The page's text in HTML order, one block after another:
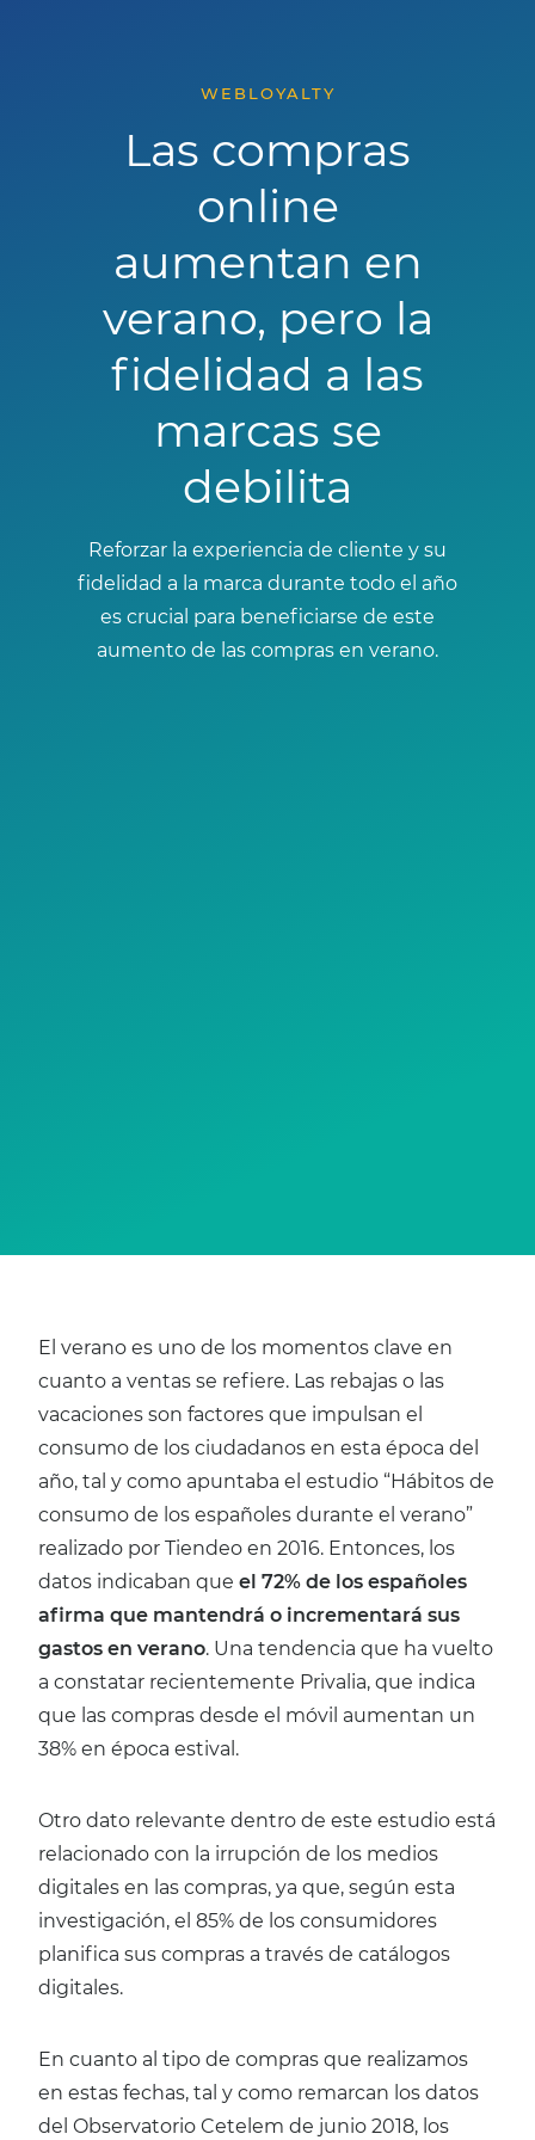
WEBLOYALTY
Las compras
online
aumentan en
verano, pero la
fidelidad a las
marcas se
debilita
Reforzar la experiencia de cliente y su
fidelidad a la marca durante todo el año
es crucial para beneficiarse de este
aumento de las compras en verano.
El verano es uno de los momentos clave en
cuanto a ventas se refiere. Las rebajas o las
vacaciones son factores que impulsan el
consumo de los ciudadanos en esta época del
año, tal y como apuntaba el estudio “Hábitos de
consumo de los españoles durante el verano”
realizado por Tiendeo en 2016. Entonces, los
datos indicaban que el 72% de los españoles
afirma que mantendrá o incrementará sus
gastos en verano. Una tendencia que ha vuelto
a constatar recientemente Privalia, que indica
que las compras desde el móvil aumentan un
38% en época estival.
Otro dato relevante dentro de este estudio está
relacionado con la irrupción de los medios
digitales en las compras, ya que, según esta
investigación, el 85% de los consumidores
planifica sus compras a través de catálogos
digitales.
En cuanto al tipo de compras que realizamos
en estas fechas, tal y como remarcan los datos
del Observatorio Cetelem de junio 2018, los